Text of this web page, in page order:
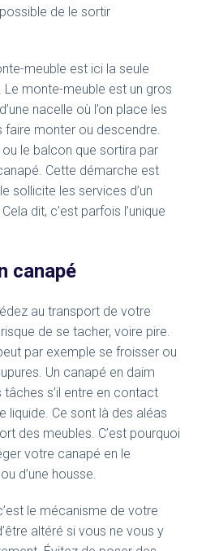
de le sortir
meuble est ici la seule
monte-meuble est un gros
nacelle où l’on place les
faire monter ou descendre.
ou le balcon que sortira par
Cette démarche est
sollicite les services d’un
dit, c’est parfois l’unique
canapé
au transport de votre
de se tacher, voire pire.
par exemple se froisser ou
Un canapé en daim
tâches s’il entre en contact
liquide. Ce sont là des aléas
des meubles. C’est pourquoi
votre canapé en le
d’une housse.
le mécanisme de votre
altéré si vous ne vous y